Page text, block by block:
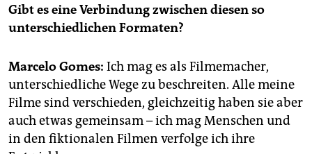
Gibt es eine Verbindung zwischen diesen so
unterschiedlichen Formaten?
Marcelo Gomes: Ich mag es als Filmemacher,
unterschiedliche Wege zu beschreiten. Alle meine
Filme sind verschieden, gleichzeitig haben sie aber
auch etwas gemeinsam – ich mag Menschen und
in den fiktionalen Filmen verfolge ich ihre